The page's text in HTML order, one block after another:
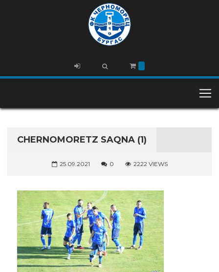
CHERNOMORETZ SAQNA (1)
25.09.2021 0 2222 VIEWS